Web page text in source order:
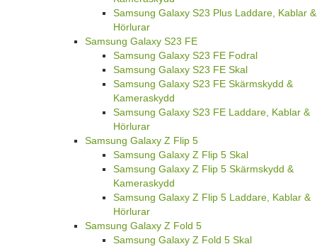
Samsung Galaxy S23 Plus Laddare, Kablar &
Hörlurar
Samsung Galaxy S23 FE
Samsung Galaxy S23 FE Fodral
Samsung Galaxy S23 FE Skal
Samsung Galaxy S23 FE Skärmskydd &
Kameraskydd
Samsung Galaxy S23 FE Laddare, Kablar &
Hörlurar
Samsung Galaxy Z Flip 5
Samsung Galaxy Z Flip 5 Skal
Samsung Galaxy Z Flip 5 Skärmskydd &
Kameraskydd
Samsung Galaxy Z Flip 5 Laddare, Kablar &
Hörlurar
Samsung Galaxy Z Fold 5
Samsung Galaxy Z Fold 5 Skal